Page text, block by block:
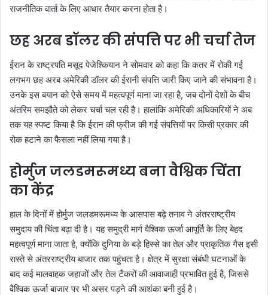
राजनीतिक वार्ता के लिए आधार तैयार करना होता है।
छह अरब डॉलर की संपत्ति पर भी चर्चा तेज
ईरान के राष्ट्रपति मसूद पेजेश्कियान ने सोमवार को कहा कि कतर में रोकी गई
लगभग छह अरब अमेरिकी डॉलर की ईरानी संपत्ति जारी किए जाने की संभावना है।
उनके इस बयान को ऐसे समय में महत्वपूर्ण माना जा रहा है, जब दोनों देशों के बीच
अंतरिम समझौते को लेकर चर्चा चल रही है। हालांकि अमेरिकी अधिकारियों ने अब
तक यह स्पष्ट किया है कि ईरान की फ्रीज की गई संपत्तियों पर किसी प्रकार की
रोक हटाने का फैसला नहीं लिया गया है।
होर्मुज जलडमरूमध्य बना वैश्विक चिंता
का केंद्र
हाल के दिनों में होर्मुज जलडमरूमध्य के आसपास बढ़े तनाव ने अंतरराष्ट्रीय
समुदाय की चिंता बढ़ा दी है। यह समुद्री मार्ग वैश्विक ऊर्जा आपूर्ति के लिए बेहद
महत्वपूर्ण माना जाता है, क्योंकि दुनिया के बड़े हिस्से का तेल और प्राकृतिक गैस इसी
रास्ते से अंतरराष्ट्रीय बाजार तक पहुंचता है। क्षेत्र में सुरक्षा संबंधी घटनाओं के
बाद कई मालवाहक जहाजों और तेल टैंकरों की आवाजाही प्रभावित हुई है, जिससे
वैश्विक ऊर्जा बाजार पर भी असर पड़ने की आशंका बनी हुई है।